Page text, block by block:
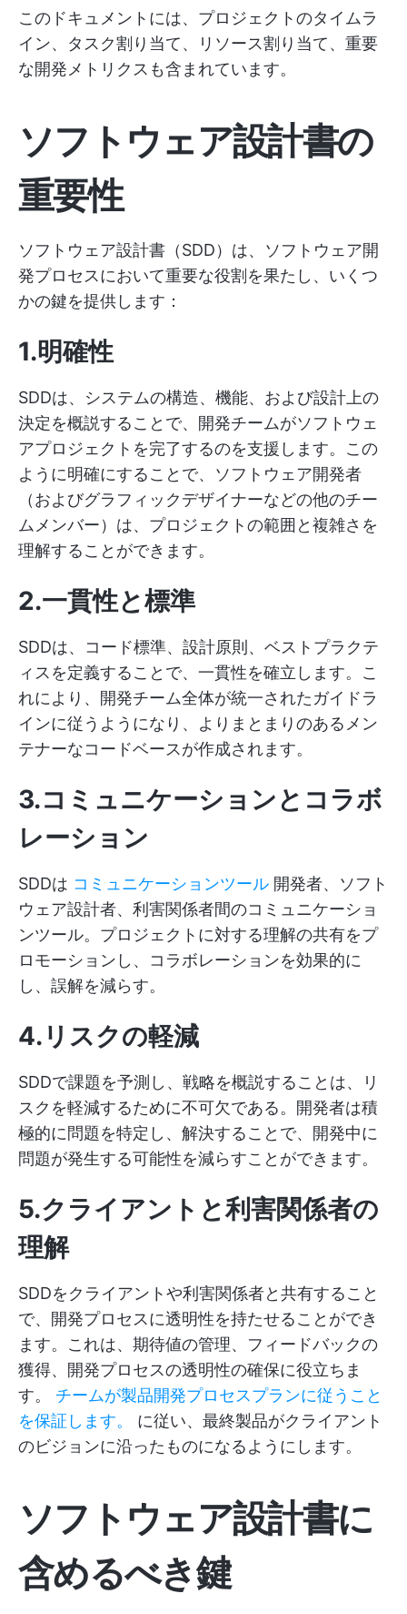
このドキュメントには、プロジェクトのタイムラ
イン、タスク割り当て、リソース割り当て、重要
な開発メトリクスも含まれています。
ソフトウェア設計書の
重要性
ソフトウェア設計書（SDD）は、ソフトウェア開
発プロセスにおいて重要な役割を果たし、いくつ
かの鍵を提供します：
1.明確性
SDDは、システムの構造、機能、および設計上の
決定を概説することで、開発チームがソフトウェ
アプロジェクトを完了するのを支援します。この
ように明確にすることで、ソフトウェア開発者
（およびグラフィックデザイナーなどの他のチー
ムメンバー）は、プロジェクトの範囲と複雑さを
理解することができます。
2.一貫性と標準
SDDは、コード標準、設計原則、ベストプラクテ
ィスを定義することで、一貫性を確立します。こ
れにより、開発チーム全体が統一されたガイドラ
インに従うようになり、よりまとまりのあるメン
テナーなコードベースが作成されます。
3.コミュニケーションとコラボ
レーション
SDDは コミュニケーションツール 開発者、ソフト
ウェア設計者、利害関係者間のコミュニケーショ
ンツール。プロジェクトに対する理解の共有をプ
ロモーションし、コラボレーションを効果的に
し、誤解を減らす。
4.リスクの軽減
SDDで課題を予測し、戦略を概説することは、リ
スクを軽減するために不可欠である。開発者は積
極的に問題を特定し、解決することで、開発中に
問題が発生する可能性を減らすことができます。
5.クライアントと利害関係者の
理解
SDDをクライアントや利害関係者と共有すること
で、開発プロセスに透明性を持たせることができ
ます。これは、期待値の管理、フィードバックの
獲得、開発プロセスの透明性の確保に役立ちま
す。 チームが製品開発プロセスプランに従うこと
を保証します。
に従い、最終製品がクライアント
のビジョンに沿ったものになるようにします。
ソフトウェア設計書に
含めるべき鍵